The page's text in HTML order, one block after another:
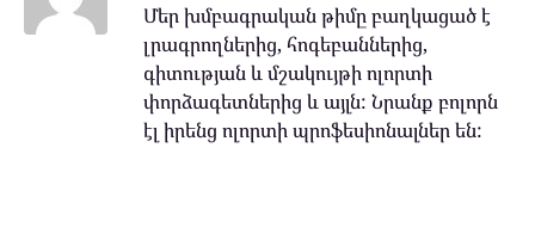
Մեր խմբագրական թիմը բաղկացած է
լրագրողներից, հոգեբաններից,
գիտության և մշակույթի ոլորտի
փորձագետներից և այլն: Նրանք բոլորն
էլ իրենց ոլորտի պրոֆեսիոնալներ են: